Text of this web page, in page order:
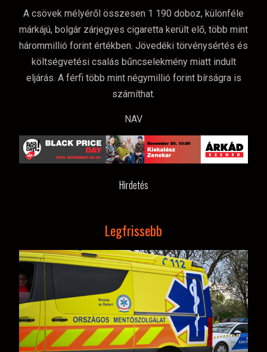
A csövek mélyéről összesen 1 190 doboz, különféle
márkájú, bolgár zárjegyes cigaretta került elő, több mint
hárommillió forint értékben. Jövedéki törvénysértés és
költségvetési csalás bűncselekmény miatt indult
eljárás. A férfi több mint négymillió forint bírságra is
számíthat.
NAV
Hirdetés
Legfrissebb